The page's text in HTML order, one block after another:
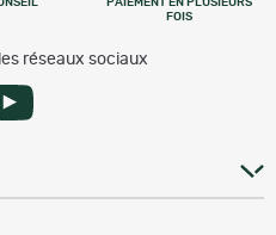
PAIEMENT EN PLUSIEURS
FOIS
réseaux sociaux